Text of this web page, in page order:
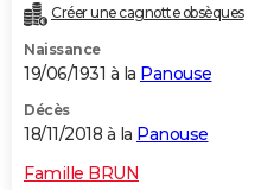
Créer une cagnotte obsèques
Naissance
19/06/1931 à la Panouse
Décès
18/11/2018 à la Panouse
Famille BRUN